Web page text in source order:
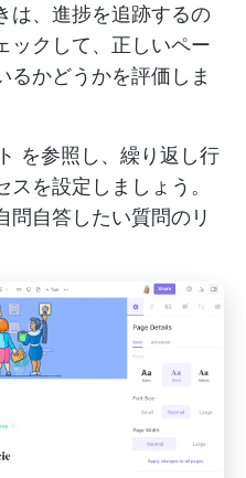
は、進捗を追跡するの
ックして、正しいペー
るかどうかを評価しま
を参照し、繰り返し行
を設定しましょう。
問自答したい質問のリ